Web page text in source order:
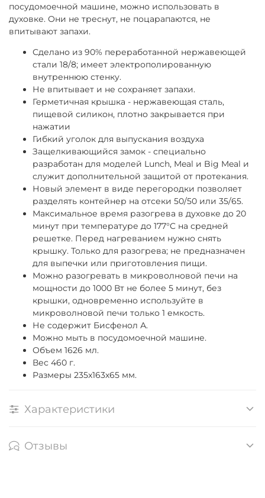
посудомоечной машине, можно использовать в
духовке. Они не треснут, не поцарапаются, не
впитывают запахи.
Сделано из 90% переработанной нержавеющей
стали 18/8; имеет электрополированную
внутреннюю стенку.
Не впитывает и не сохраняет запахи.
Герметичная крышка - нержавеющая сталь,
пищевой силикон, плотно закрывается при
нажатии
Гибкий уголок для выпускания воздуха
Защелкивающийся замок - специально
разработан для моделей Lunch, Meal и Big Meal и
служит дополнительной защитой от протекания.
Новый элемент в виде перегородки позволяет
разделять контейнер на отсеки 50/50 или 35/65.
Максимальное время разогрева в духовке до 20
минут при температуре до 177°C на средней
решетке. Перед нагреванием нужно снять
крышку. Только для разогрева; не предназначен
для выпечки или приготовления пищи.
Можно разогревать в микроволновой печи на
мощности до 1000 Вт не более 5 минут, без
крышки, одновременно используйте в
микроволновой печи только 1 емкость.
Не содержит Бисфенол А.
Можно мыть в посудомоечной машине.
Объем 1626 мл.
Вес 460 г.
Размеры 235x163х65 мм.
Характеристики
Отзывы